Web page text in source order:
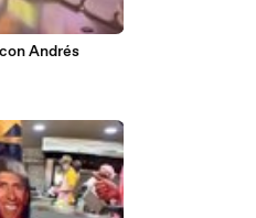
Andrés